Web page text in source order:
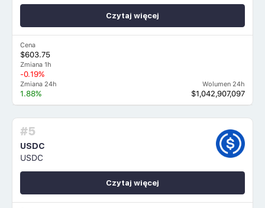
Cena
$603.75
Zmiana 1h
-0.19%
Zmiana 24h
1.88%
Wolumen 24h
$1,042,907,097
Czytaj więcej
#5
USDC
USDC
Czytaj więcej